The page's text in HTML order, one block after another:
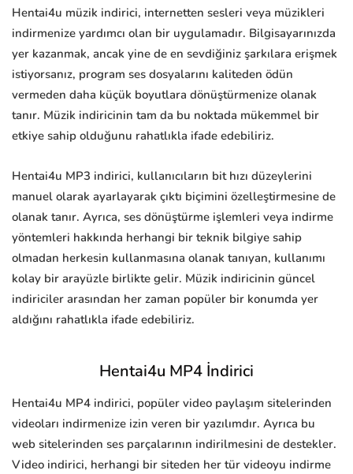
Hentai4u müzik indirici, internetten sesleri veya müzikleri
indirmenize yardımcı olan bir uygulamadır. Bilgisayarınızda
yer kazanmak, ancak yine de en sevdiğiniz şarkılara erişmek
istiyorsanız, program ses dosyalarını kaliteden ödün
vermeden daha küçük boyutlara dönüştürmenize olanak
tanır. Müzik indiricinin tam da bu noktada mükemmel bir
etkiye sahip olduğunu rahatlıkla ifade edebiliriz.
Hentai4u MP3 indirici, kullanıcıların bit hızı düzeylerini
manuel olarak ayarlayarak çıktı biçimini özelleştirmesine de
olanak tanır. Ayrıca, ses dönüştürme işlemleri veya indirme
yöntemleri hakkında herhangi bir teknik bilgiye sahip
olmadan herkesin kullanmasına olanak tanıyan, kullanımı
kolay bir arayüzle birlikte gelir. Müzik indiricinin güncel
indiriciler arasından her zaman popüler bir konumda yer
aldığını rahatlıkla ifade edebiliriz.
Hentai4u MP4 İndirici
Hentai4u MP4 indirici, popüler video paylaşım sitelerinden
videoları indirmenize izin veren bir yazılımdır. Ayrıca bu
web sitelerinden ses parçalarının indirilmesini de destekler.
Video indirici, herhangi bir siteden her tür videoyu indirme